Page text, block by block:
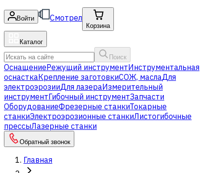
Войти Смотрел
Корзина
Каталог
Поиск
ОснащениеРежущий инструментИнструментальная
оснасткаКрепление заготовкиСОЖ, маслаДля
электроэрозииДля лазераИзмерительный
инструментГибочный инструментЗапчасти
ОборудованиеФрезерные станкиТокарные
станкиЭлектроэрозионные станкиЛистогибочные
прессыЛазерные станки
Обратный звонок
Главная